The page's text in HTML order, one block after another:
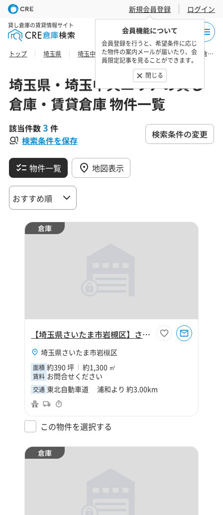
新規会員登録
会員機能について
会員登録を行うと、希望条件に応じ
た物件の案内メールが届いたり、会
員限定記事を見ることができます。
閉じる
ログイン
貸し倉庫の賃貸情報サイト
トップ 埼玉県 埼玉中央エリア さいたま市岩槻区の貸し倉庫・賃貸倉庫 物件一覧
埼玉県・埼玉中央エリアの貸し
倉庫・賃貸倉庫 物件一覧
該当件数3 件
検索条件を保存
検索条件の変更
物件一覧 地図表示
倉庫
【埼玉県さいたま市岩槻区】さいたま市岩槻区大字釣上390坪倉庫
埼玉県さいたま市岩槻区
面積 約390 坪 約1,300 ㎡
賃料 お問合せください
交通 東北自動車道 浦和より 約3.00km
この物件を選択する
倉庫